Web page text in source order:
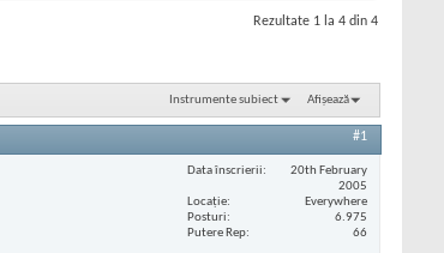
Rezultate 1 la 4 din 4
Instrumente subiect Afișează
#1
Data înscrierii
20th February
2005
Locaţie
Everywhere
Posturi
6.975
Putere Rep
66